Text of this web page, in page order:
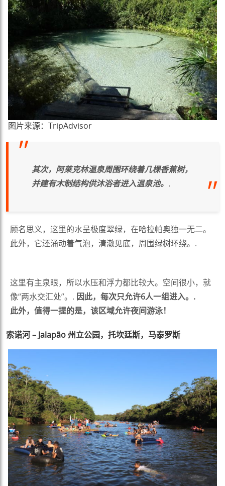
图片来源：TripAdvisor
其次，阿莱克林温泉周围环绕着几棵香蕉树，
并建有木制结构供沐浴者进入温泉池。 .
顾名思义，这里的水呈极度翠绿，在哈拉帕奥独一无二。
此外，它还涌动着气泡，清澈见底，周围绿树环绕。.
这里有主泉眼，所以水压和浮力都比较大。空间很小，就
像“两水交汇处”。. 因此，每次只允许6人一组进入。.
此外，值得一提的是，该区域允许夜间游泳！
索诺河 – Jalapão 州立公园，托坎廷斯，马泰罗斯